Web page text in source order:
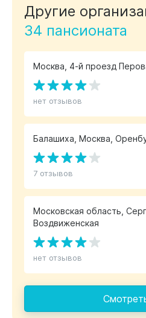
Другие
34 пансионата
Москва, 4-й проезд
нет отзывов
Балашиха, Москва,
7 отзывов
Московская область,
Воздвиженская
нет отзывов